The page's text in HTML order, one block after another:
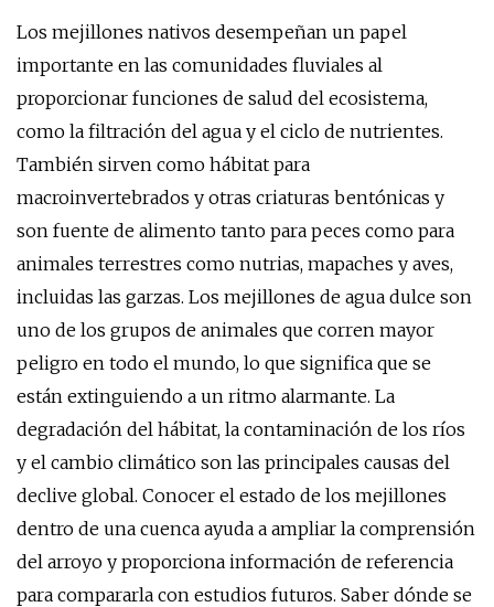
Los mejillones nativos desempeñan un papel
importante en las comunidades fluviales al
proporcionar funciones de salud del ecosistema,
como la filtración del agua y el ciclo de nutrientes.
También sirven como hábitat para
macroinvertebrados y otras criaturas bentónicas y
son fuente de alimento tanto para peces como para
animales terrestres como nutrias, mapaches y aves,
incluidas las garzas. Los mejillones de agua dulce son
uno de los grupos de animales que corren mayor
peligro en todo el mundo, lo que significa que se
están extinguiendo a un ritmo alarmante. La
degradación del hábitat, la contaminación de los ríos
y el cambio climático son las principales causas del
declive global. Conocer el estado de los mejillones
dentro de una cuenca ayuda a ampliar la comprensión
del arroyo y proporciona información de referencia
para compararla con estudios futuros. Saber dónde se